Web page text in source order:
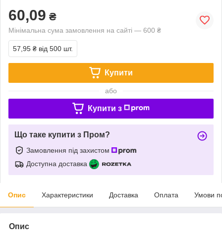
60,09 ₴
Мінімальна сума замовлення на сайті — 600 ₴
57,95 ₴ від 500 шт.
Купити
або
Купити з
Що таке купити з Пром?
Замовлення під захистом
Доступна доставка
Опис Характеристики Доставка Оплата Умови
Опис